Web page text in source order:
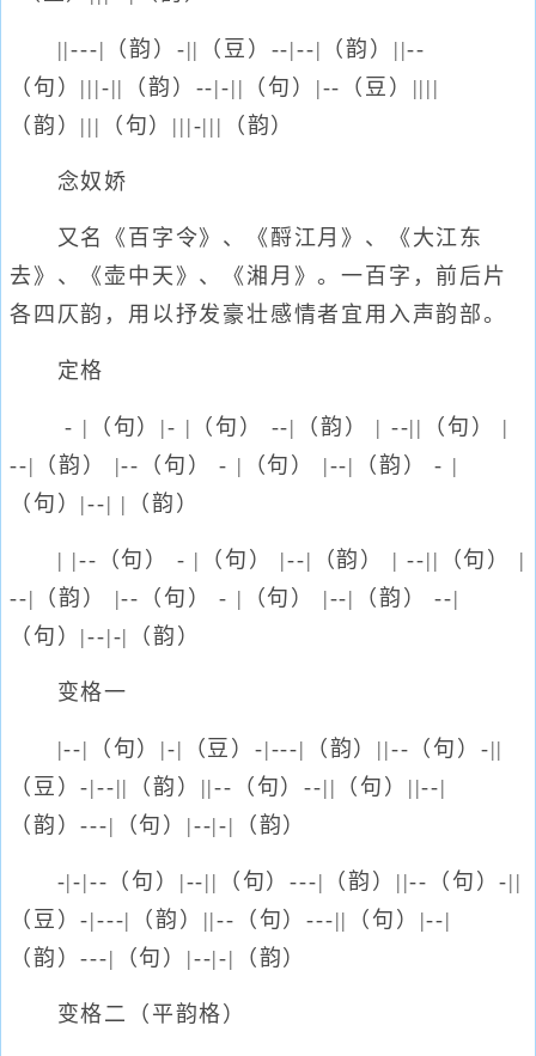
||---|（韵）-||（豆）--|--|（韵）||--
（句）|||-||（韵）--|-||（句）|--（豆）||||
（韵）|||（句）|||-|||（韵）
念奴娇
又名《百字令》、《酹江月》、《大江东
去》、《壶中天》、《湘月》。一百字，前后片
各四仄韵，用以抒发豪壮感情者宜用入声韵部。
定格
- |（句）|- |（句） --|（韵） | --||（句） |
--|（韵） |--（句） - |（句） |--|（韵） - |
（句）|--| |（韵）
| |--（句） - |（句） |--|（韵） | --||（句） |
--|（韵） |--（句） - |（句） |--|（韵） --|
（句）|--|-|（韵）
变格一
|--|（句）|-|（豆）-|---|（韵）||--（句）-||
（豆）-|--||（韵）||--（句）--||（句）||--|
（韵）---|（句）|--|-|（韵）
-|-|--（句）|--||（句）---|（韵）||--（句）-||
（豆）-|---|（韵）||--（句）---||（句）|--|
（韵）---|（句）|--|-|（韵）
变格二（平韵格）